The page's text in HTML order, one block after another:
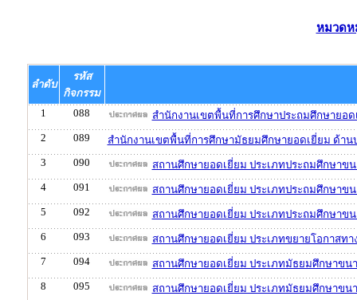
หมวดห
ลำดับ
รหัส
กิจกรรม
1
088
สำนักงานเขตพื้นที่การศึกษาประถมศึกษายอ
2
089
สำนักงานเขตพื้นที่การศึกษามัธยมศึกษายอดเยี่ยม ด้าน
3
090
สถานศึกษายอดเยี่ยม ประเภทประถมศึกษาข
4
091
สถานศึกษายอดเยี่ยม ประเภทประถมศึกษาข
5
092
สถานศึกษายอดเยี่ยม ประเภทประถมศึกษาข
6
093
สถานศึกษายอดเยี่ยม ประเภทขยายโอกาสท
7
094
สถานศึกษายอดเยี่ยม ประเภทมัธยมศึกษาขน
8
095
สถานศึกษายอดเยี่ยม ประเภทมัธยมศึกษาขน